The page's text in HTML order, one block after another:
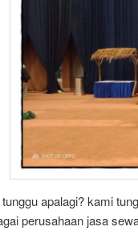
apalagi? kami
perusahaan jasa